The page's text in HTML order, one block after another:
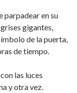
parpadear en su
gigantes,
de la puerta,
de tiempo.
las luces
y otra vez.